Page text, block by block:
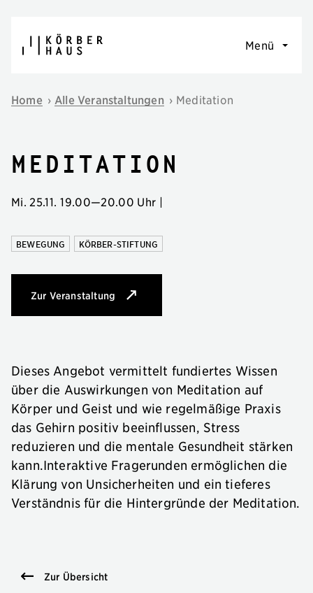
Menü
Home › Alle Veranstaltungen › Meditation
Meditation
Mi. 25.11. 19.00—20.00 Uhr |
BEWEGUNG KÖRBER-STIFTUNG
Zur Veranstaltung
: Meditation
Dieses Angebot vermittelt fundiertes Wissen
über die Auswirkungen von Meditation auf
Körper und Geist und wie regelmäßige Praxis
das Gehirn positiv beeinflussen, Stress
reduzieren und die mentale Gesundheit stärken
kann.Interaktive Fragerunden ermöglichen die
Klärung von Unsicherheiten und ein tieferes
Verständnis für die Hintergründe der Meditation.
Zur Übersicht